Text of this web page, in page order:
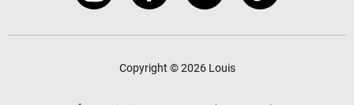
Copyright © 2026 Louis